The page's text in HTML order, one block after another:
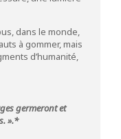
dans le monde,
à gommer, mais
d’humanité,
germeront et
».*